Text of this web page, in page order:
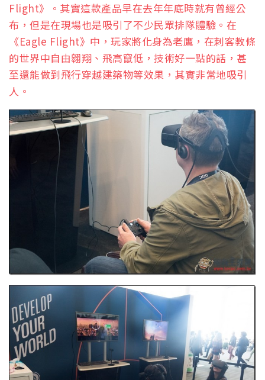
Flight》。其實這款產品早在去年年底時就有曾經公
布，但是在現場也是吸引了不少民眾排隊體驗。在
《Eagle Flight》中，玩家將化身為老鷹，在刺客教條
的世界中自由翱翔、飛高竄低，技術好一點的話，甚
至還能做到飛行穿越建築物等效果，其實非常地吸引
人。